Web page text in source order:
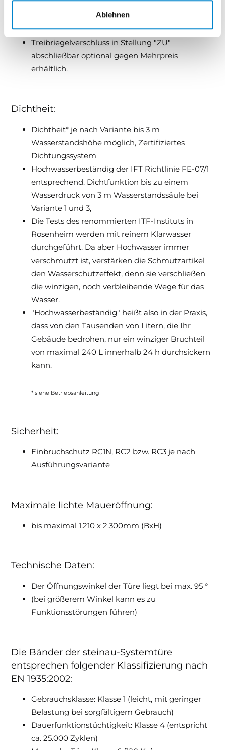
Ablehnen
Innenseite zur Aktivierung der
Hochwasserbeständigkeit (Farbe Treibriegel
weiß oder Neusilber).
Treibriegelverschluss in Stellung "ZU"
abschließbar optional gegen Mehrpreis
erhältlich.
Dichtheit:
Dichtheit* je nach Variante bis 3 m
Wasserstandshöhe möglich, Zertifiziertes
Dichtungssystem
Hochwasserbeständig der IFT Richtlinie FE-07/1
entsprechend. Dichtfunktion bis zu einem
Wasserdruck von 3 m Wasserstandssäule bei
Variante 1 und 3,
Die Tests des renommierten ITF-Instituts in
Rosenheim werden mit reinem Klarwasser
durchgeführt. Da aber Hochwasser immer
verschmutzt ist, verstärken die Schmutzartikel
den Wasserschutzeffekt, denn sie verschließen
die winzigen, noch verbleibende Wege für das
Wasser.
"Hochwasserbeständig" heißt also in der Praxis,
dass von den Tausenden von Litern, die Ihr
Gebäude bedrohen, nur ein winziger Bruchteil
von maximal 240 L innerhalb 24 h durchsickern
kann.
* siehe Betriebsanleitung
Sicherheit:
Einbruchschutz RC1N, RC2 bzw. RC3 je nach
Ausführungsvariante
Maximale lichte Maueröffnung:
bis maximal 1.210 x 2.300mm (BxH)
Technische Daten:
Der Öffnungswinkel der Türe liegt bei max. 95 °
(bei größerem Winkel kann es zu
Funktionsstörungen führen)
Die Bänder der steinau-Systemtüre
entsprechen folgender Klassifizierung nach
EN 1935:2002:
Gebrauchsklasse: Klasse 1 (leicht, mit geringer
Belastung bei sorgfältigem Gebrauch)
Dauerfunktionstüchtigkeit: Klasse 4 (entspricht
ca. 25.000 Zyklen)